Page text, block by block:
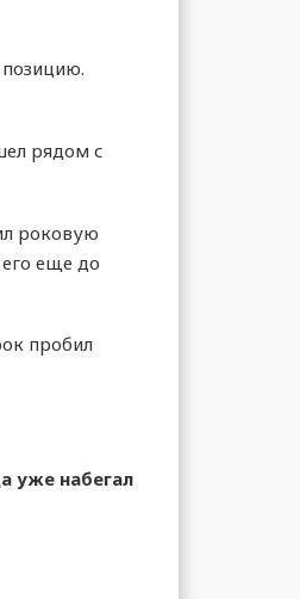
рядом с
роковую
еще до
пробил
уже набегал